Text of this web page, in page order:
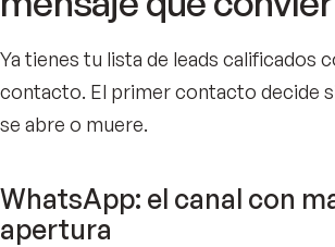
Ya tienes tu lista de leads calificados
contacto. El primer contacto decide
se abre o muere.
WhatsApp: el canal con
apertura